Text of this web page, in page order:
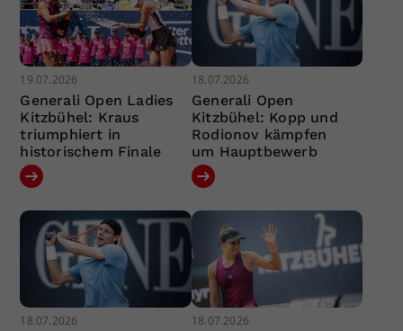
19.07.2026
Generali Open Ladies
Kitzbühel: Kraus
triumphiert in
historischem Finale
18.07.2026
Generali Open
Kitzbühel: Kopp und
Rodionov kämpfen
um Hauptbewerb
18.07.2026 18.07.2026